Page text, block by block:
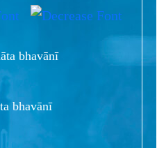
bhavānī
bhavānī